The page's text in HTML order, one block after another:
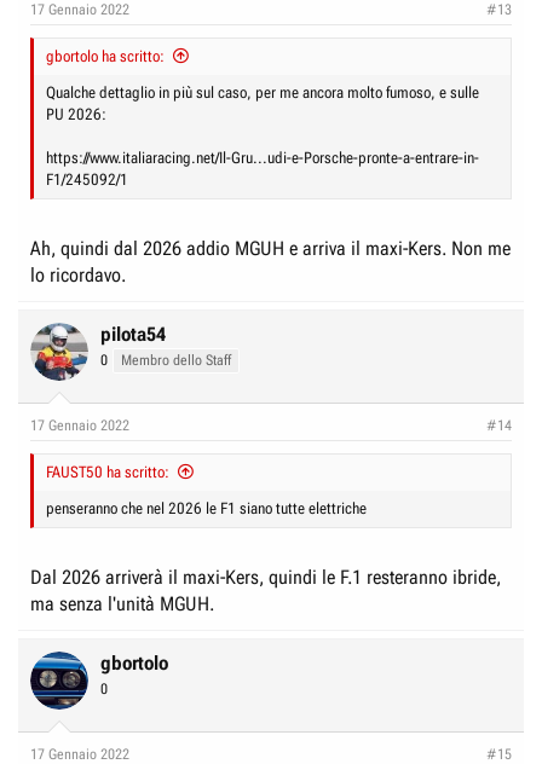
17 Gennaio 2022 #13
gbortolo ha scritto:
Qualche dettaglio in più sul caso, per me ancora molto fumoso, e sulle
PU 2026:
https://www.italiaracing.net/Il-Gru...udi-e-Porsche-pronte-a-entrare-in-
F1/245092/1
Ah, quindi dal 2026 addio MGUH e arriva il maxi-Kers. Non me
lo ricordavo.
pilota54
0 Membro dello Staff
17 Gennaio 2022 #14
FAUST50 ha scritto:
penseranno che nel 2026 le F1 siano tutte elettriche
Dal 2026 arriverà il maxi-Kers, quindi le F.1 resteranno ibride,
ma senza l'unità MGUH.
gbortolo
0
17 Gennaio 2022 #15